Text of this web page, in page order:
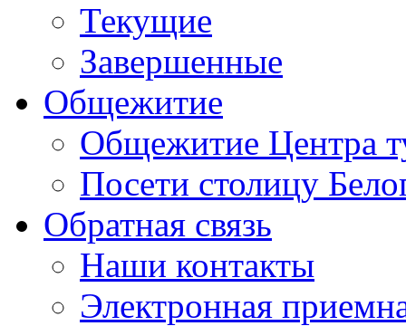
Текущие
Завершенные
Общежитие
Общежитие Центра
Посети столицу
Обратная связь
Наши контакты
Электронная